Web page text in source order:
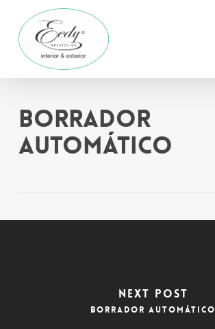
main
content
Borrador
automático
Next Post
Borrador automático